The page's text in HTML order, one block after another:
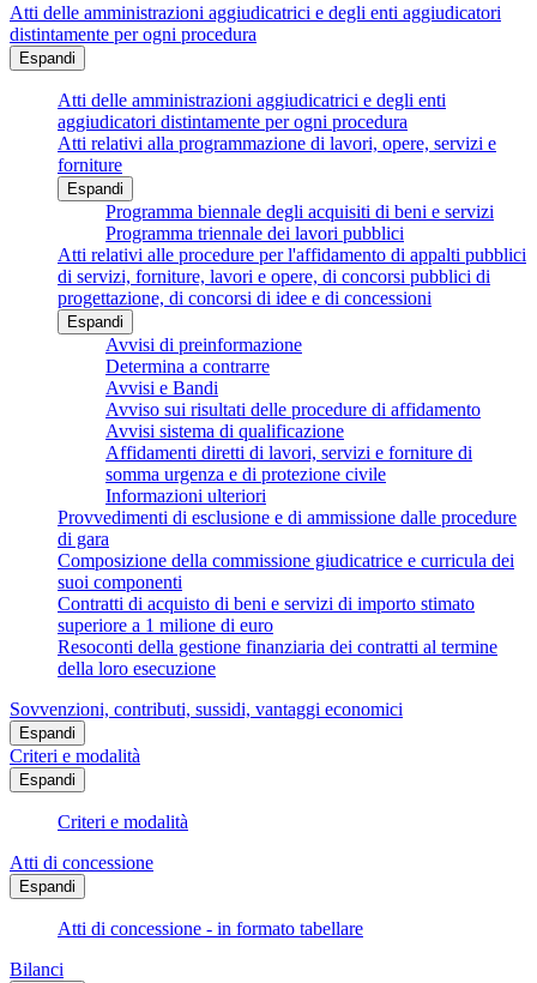
Atti delle amministrazioni aggiudicatrici e degli enti aggiudicatori
distintamente per ogni procedura
Espandi
Atti delle amministrazioni aggiudicatrici e degli enti
aggiudicatori distintamente per ogni procedura
Atti relativi alla programmazione di lavori, opere, servizi e
forniture
Espandi
Programma biennale degli acquisiti di beni e servizi
Programma triennale dei lavori pubblici
Atti relativi alle procedure per l'affidamento di appalti pubblici
di servizi, forniture, lavori e opere, di concorsi pubblici di
progettazione, di concorsi di idee e di concessioni
Espandi
Avvisi di preinformazione
Determina a contrarre
Avvisi e Bandi
Avviso sui risultati delle procedure di affidamento
Avvisi sistema di qualificazione
Affidamenti diretti di lavori, servizi e forniture di
somma urgenza e di protezione civile
Informazioni ulteriori
Provvedimenti di esclusione e di ammissione dalle procedure
di gara
Composizione della commissione giudicatrice e curricula dei
suoi componenti
Contratti di acquisto di beni e servizi di importo stimato
superiore a 1 milione di euro
Resoconti della gestione finanziaria dei contratti al termine
della loro esecuzione
Sovvenzioni, contributi, sussidi, vantaggi economici
Espandi
Criteri e modalità
Espandi
Criteri e modalità
Atti di concessione
Espandi
Atti di concessione - in formato tabellare
Bilanci